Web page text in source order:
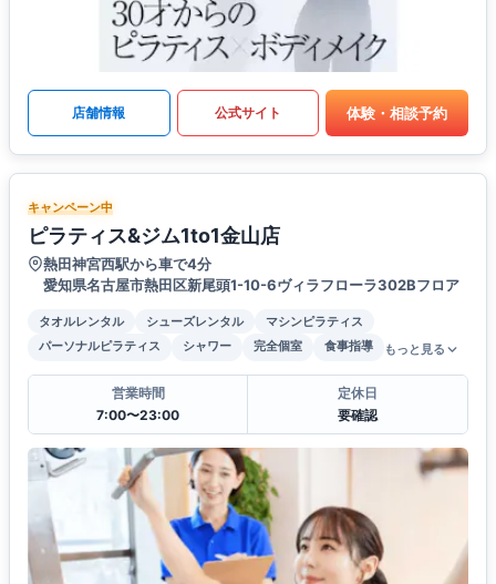
店舗情報 公式サイト 体験・相談予約
キャンペーン中
ピラティス&ジム1to1金山店
熱田神宮西駅から車で4分
愛知県名古屋市熱田区新尾頭1-10-6ヴィラフローラ302Bフロア
タオルレンタル シューズレンタル
マシンピラティス
パーソナルピラティス
シャワー 完全個室 食事指導 もっと見る
営業時間
7:00〜23:00
定休日
要確認